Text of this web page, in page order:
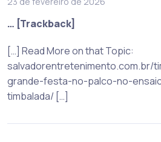
… [Trackback]
[…] Read More on that Topic:
salvadorentretenimento.com.br/
grande-festa-no-palco-no-
timbalada/ […]